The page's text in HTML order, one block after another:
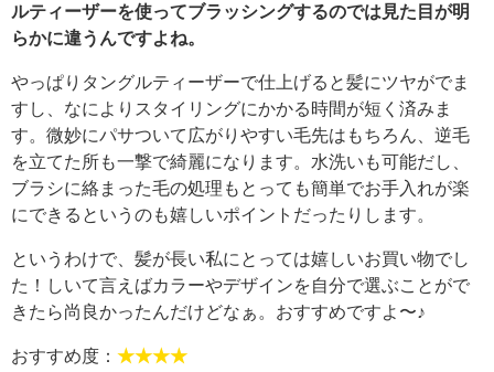
ルティーザーを使ってブラッシングするのでは見た目が明
らかに違うんですよね。
やっぱりタングルティーザーで仕上げると髪にツヤがでま
すし、なによりスタイリングにかかる時間が短く済みま
す。微妙にパサついて広がりやすい毛先はもちろん、逆毛
を立てた所も一撃で綺麗になります。水洗いも可能だし、
ブラシに絡まった毛の処理もとっても簡単でお手入れが楽
にできるというのも嬉しいポイントだったりします。
というわけで、髪が長い私にとっては嬉しいお買い物でし
た！しいて言えばカラーやデザインを自分で選ぶことがで
きたら尚良かったんだけどなぁ。おすすめですよ〜♪
おすすめ度： ★★★★